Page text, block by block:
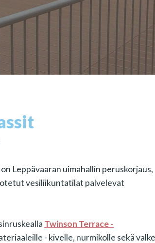
Leppävaaran uimahallin peruskorjaus,
otetut vesiliikuntatilat palvelevat
Twinson Terrace -
- kivelle, nurmikolle sekä